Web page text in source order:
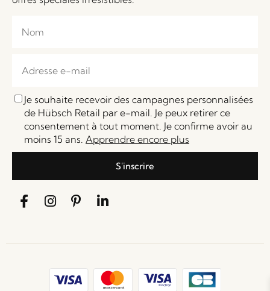
Je souhaite recevoir des campagnes personnalisées
de Hübsch Retail par e-mail. Je peux retirer ce
consentement à tout moment. Je confirme avoir au
moins 15 ans. Apprendre encore plus
S'inscrire